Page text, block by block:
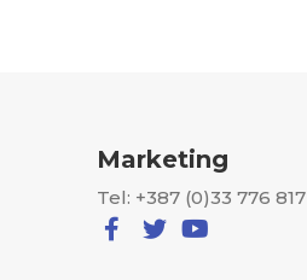
Marketing
Tel: +387 (0)33 776 817